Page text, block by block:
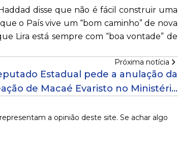
disse que não é fácil construir uma
o País vive um “bom caminho” de nova
Lira está sempre com “boa vontade” de
Próxima notícia
Estadual pede a anulação da
de Macaé Evaristo no Ministério
a opinião deste site. Se achar algo